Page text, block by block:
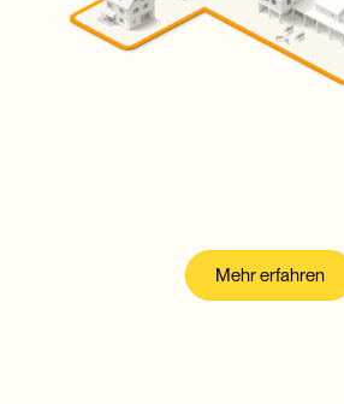
Mehr erfahren